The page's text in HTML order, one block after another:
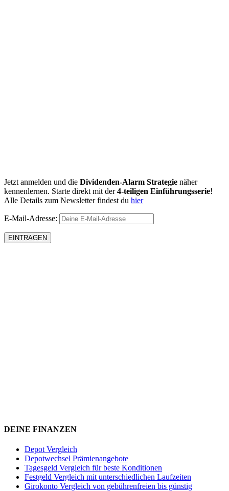
Jetzt anmelden und die Dividenden-Alarm Strategie näher
kennenlernen. Starte direkt mit der4-teiligen Einführungsserie!
Alle Details zum Newsletter findest du hier
E-Mail-Adresse:
DEINE FINANZEN
Depot Vergleich
Depotwechsel Prämienangebote
Tagesgeld Vergleich für beste Konditionen
Festgeld Vergleich mit unterschiedlichen Laufzeiten
Girokonto Vergleich von gebührenfreien bis günstig